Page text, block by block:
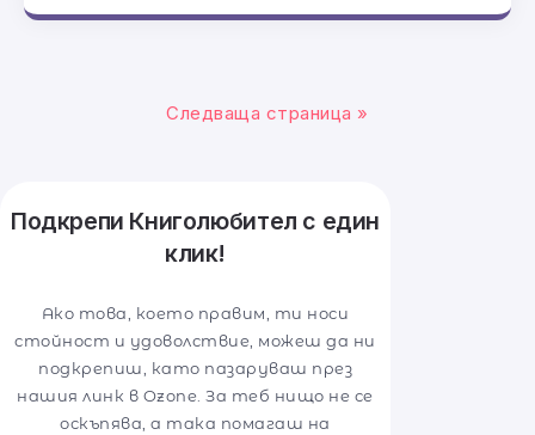
Следваща страница »
Подкрепи Книголюбител с един
клик!
Ако това, което правим, ти носи
стойност и удоволствие, можеш да ни
подкрепиш, като пазаруваш през
нашия линк в Ozone. За теб нищо не се
оскъпява, а така помагаш на